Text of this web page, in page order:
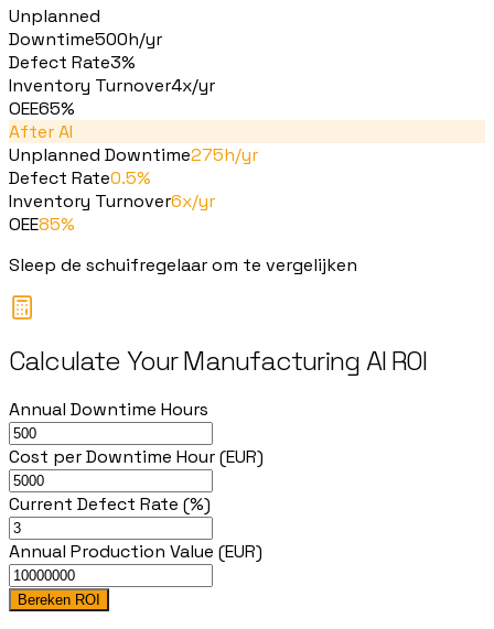
Unplanned
Downtime500h/yr
Defect Rate3%
Inventory Turnover4x/yr
OEE65%
After AI
Unplanned Downtime275h/yr
Defect Rate0.5%
Inventory Turnover6x/yr
OEE85%
Sleep de schuifregelaar om te vergelijken
Calculate Your Manufacturing AI ROI
Annual Downtime Hours
Cost per Downtime Hour (EUR)
Current Defect Rate (%)
Annual Production Value (EUR)
Bereken ROI